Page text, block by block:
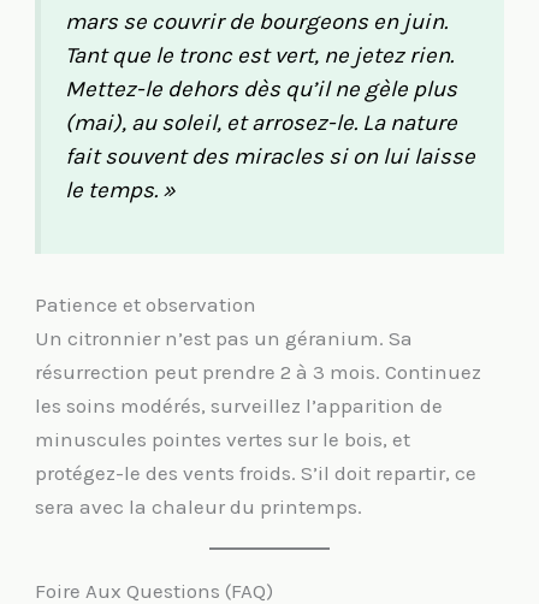
mars se couvrir de bourgeons en juin.
Tant que le tronc est vert, ne jetez rien.
Mettez-le dehors dès qu’il ne gèle plus
(mai), au soleil, et arrosez-le. La nature
fait souvent des miracles si on lui laisse
le temps. »
Patience et observation
Un citronnier n’est pas un géranium. Sa
résurrection peut prendre 2 à 3 mois. Continuez
les soins modérés, surveillez l’apparition de
minuscules pointes vertes sur le bois, et
protégez-le des vents froids. S’il doit repartir, ce
sera avec la chaleur du printemps.
Foire Aux Questions (FAQ)